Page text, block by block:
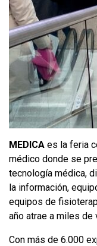
MEDICA es la feria
médico donde se
tecnología médica,
la información,
equipos de
año atrae a miles
Con más de 6.000